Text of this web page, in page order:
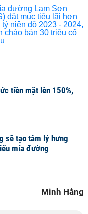
tiền mặt lên 150%,
sẽ tạo tâm lý hưng
mía đường
Minh Hằng